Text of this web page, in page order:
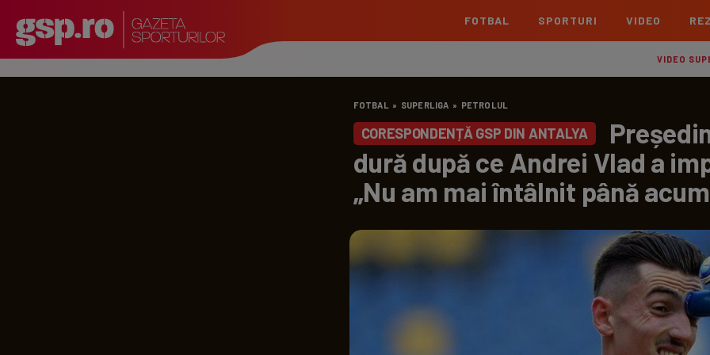
FOTBAL
Echipe
Liga 2
Echipe Meciuri Clasament
Cupa României Betano
Echipe Meciuri
La
Echipe
Echipe
Echipe
SPORTURI VIDEO
VIDEO
FOTBAL » SUPERLIGA » PETROLUL
CORESPONDENȚĂ GSP DIN ANTALYA
dură după ce Andrei Vlad a
„Nu am mai întâlnit până